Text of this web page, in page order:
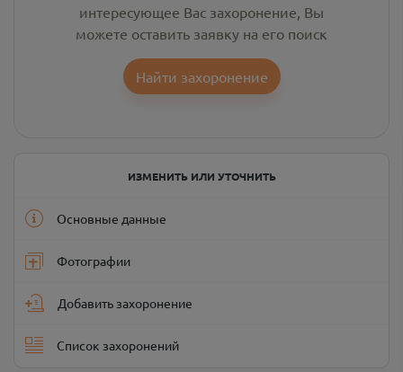
интересующее Вас захоронение, Вы
можете оставить заявку на его поиск
Найти захоронение
ИЗМЕНИТЬ ИЛИ УТОЧНИТЬ
Основные данные
Фотографии
Добавить захоронение
Список захоронений